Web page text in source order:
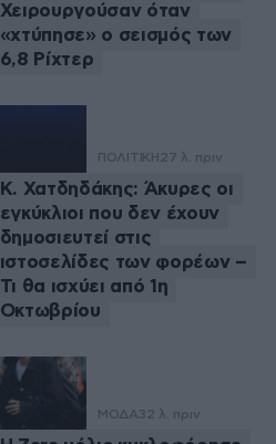
Χειρουργούσαν όταν
«χτύπησε» ο σεισμός των
6,8 Ρίχτερ
ΠΟΛΙΤΙΚΗ27 λ. πριν
Κ. Χατδηδάκης: Άκυρες οι
εγκύκλιοι που δεν έχουν
δημοσιευτεί στις
ιστοσελίδες των φορέων –
Τι θα ισχύει από 1η
Οκτωβρίου
ΜΟΔΑ32 λ. πριν